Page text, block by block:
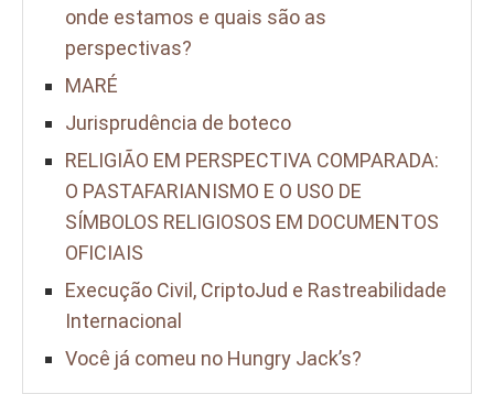
onde estamos e quais são as
perspectivas?
MARÉ
Jurisprudência de boteco
RELIGIÃO EM PERSPECTIVA COMPARADA:
O PASTAFARIANISMO E O USO DE
SÍMBOLOS RELIGIOSOS EM DOCUMENTOS
OFICIAIS
Execução Civil, CriptoJud e Rastreabilidade
Internacional
Você já comeu no Hungry Jack’s?